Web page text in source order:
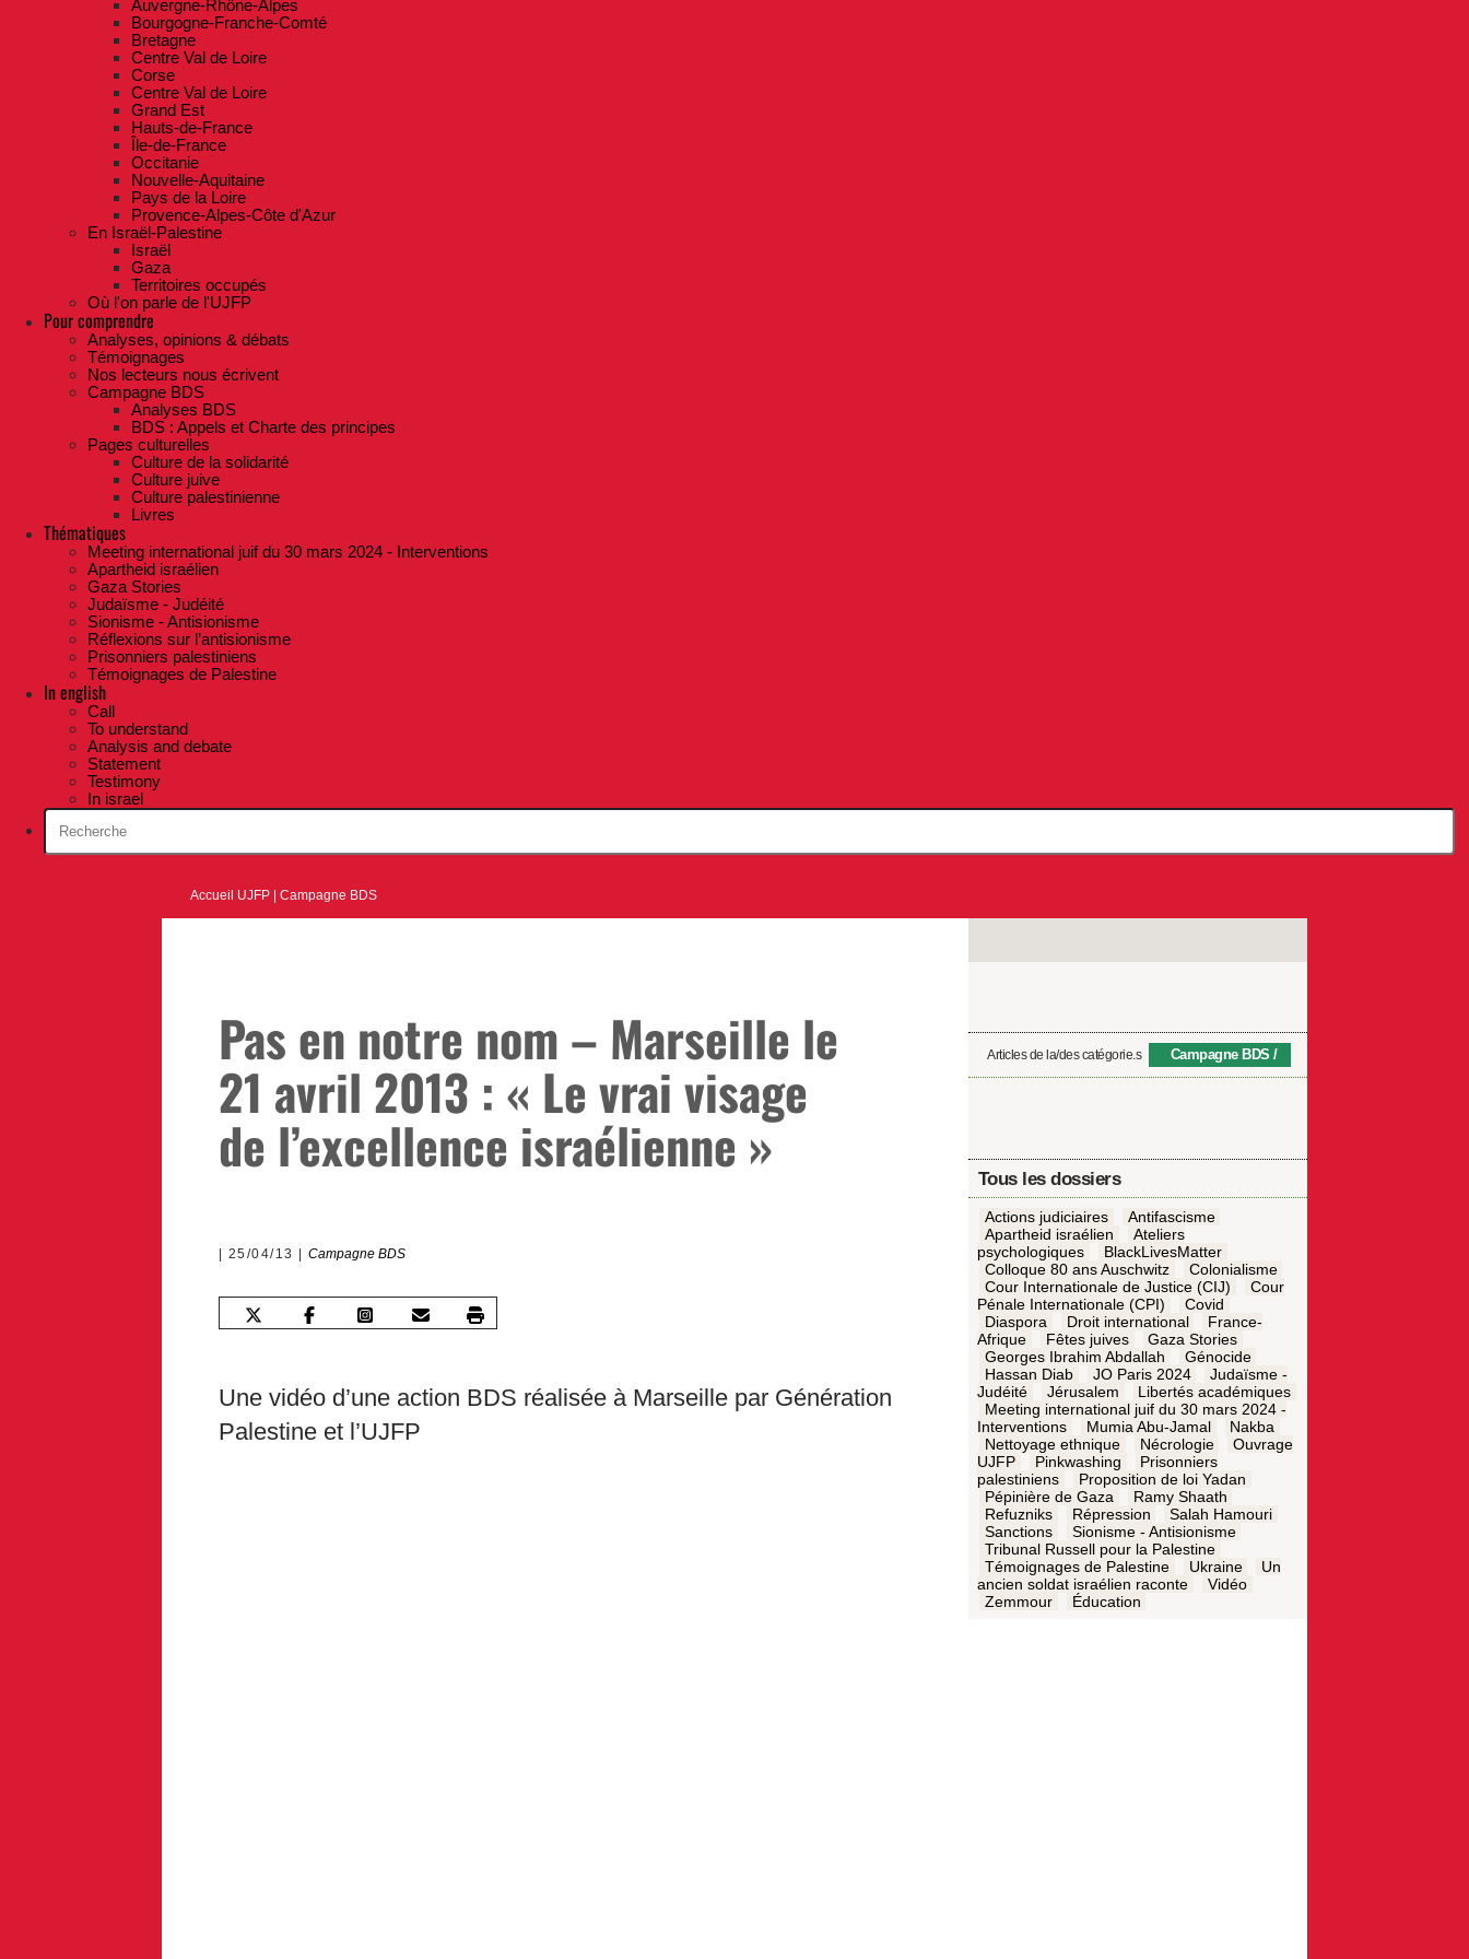
Auvergne-Rhône-Alpes
Bourgogne-Franche-Comté
Bretagne
Centre Val de Loire
Corse
Centre Val de Loire
Grand Est
Hauts-de-France
Île-de-France
Occitanie
Nouvelle-Aquitaine
Pays de la Loire
Provence-Alpes-Côte d'Azur
En Israël-Palestine
Israël
Gaza
Territoires occupés
Où l'on parle de l'UJFP
Pour comprendre
Analyses, opinions & débats
Témoignages
Nos lecteurs nous écrivent
Campagne BDS
Analyses BDS
BDS : Appels et Charte des principes
Pages culturelles
Culture de la solidarité
Culture juive
Culture palestinienne
Livres
Thématiques
Meeting international juif du 30 mars 2024 - Interventions
Apartheid israélien
Gaza Stories
Judaïsme - Judéité
Sionisme - Antisionisme
Réflexions sur l’antisionisme
Prisonniers palestiniens
Témoignages de Palestine
In english
Call
To understand
Analysis and debate
Statement
Testimony
In israel
Accueil UJFP |Campagne BDS
Pas en notre nom – Marseille le
21 avril 2013 : « Le vrai visage
de l’excellence israélienne »
25/04/13 Campagne BDS
Une vidéo d’une action BDS réalisée à Marseille par Génération
Palestine et l’UJFP
Articles de la/des catégorie.s Campagne BDS
Tous les dossiers
Actions judiciaires
Antifascisme
Apartheid israélien
Ateliers
psychologiques
BlackLivesMatter
Colloque 80 ans Auschwitz
Colonialisme
Cour Internationale de Justice (CIJ)
Cour
Pénale Internationale (CPI)
Covid
Diaspora
Droit international
France-
Afrique
Fêtes juives
Gaza Stories
Georges Ibrahim Abdallah
Génocide
Hassan Diab
JO Paris 2024
Judaïsme -
Judéité
Jérusalem
Libertés académiques
Meeting international juif du 30 mars 2024 -
Interventions
Mumia Abu-Jamal
Nakba
Nettoyage ethnique
Nécrologie
Ouvrage
UJFP
Pinkwashing
Prisonniers
palestiniens
Proposition de loi Yadan
Pépinière de Gaza
Ramy Shaath
Refuzniks
Répression
Salah Hamouri
Sanctions
Sionisme - Antisionisme
Tribunal Russell pour la Palestine
Témoignages de Palestine
Ukraine
Un
ancien soldat israélien raconte
Vidéo
Zemmour
Éducation